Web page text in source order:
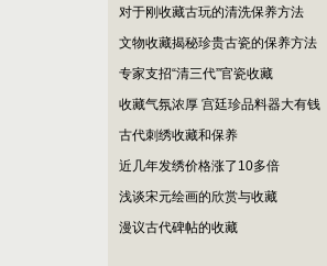
对于刚收藏古玩的清洗保养方法
文物收藏揭秘珍贵古瓷的保养方法
专家支招“清三代”官瓷收藏
收藏气氛浓厚 宫廷珍品料器大有钱
古代刺绣收藏和保养
近几年发绣价格涨了10多倍
浅谈宋元绘画的欣赏与收藏
漫议古代碑帖的收藏